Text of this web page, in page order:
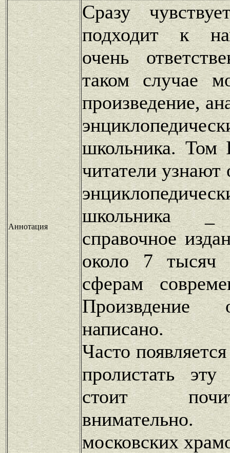
Аннотация
Сразу
подходит к
очень
таком случае
произведение,
школьника. Том
читатели
школьника _
справочное
около 7 тысяч
сферам
Произвдение
написано.
Часто
пролистать
стоит
московских